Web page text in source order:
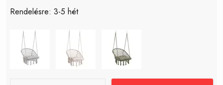
Rendelésre: 3-5 hét